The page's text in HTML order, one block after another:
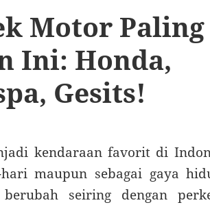
Motor Paling
Ini: Honda,
Gesits!
kendaraan favorit di
maupun sebagai gaya
seiring dengan